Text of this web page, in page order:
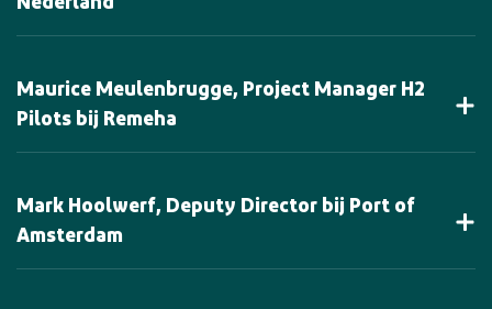
Maurice Meulenbrugge, Project Manager H2
Pilots bij Remeha
Mark Hoolwerf, Deputy Director bij Port of
Amsterdam